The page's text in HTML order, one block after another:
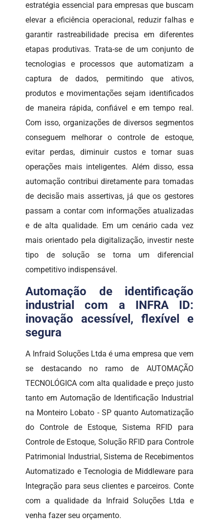
estratégia essencial para empresas que buscam
elevar a eficiência operacional, reduzir falhas e
garantir rastreabilidade precisa em diferentes
etapas produtivas. Trata-se de um conjunto de
tecnologias e processos que automatizam a
captura de dados, permitindo que ativos,
produtos e movimentações sejam identificados
de maneira rápida, confiável e em tempo real.
Com isso, organizações de diversos segmentos
conseguem melhorar o controle de estoque,
evitar perdas, diminuir custos e tornar suas
operações mais inteligentes. Além disso, essa
automação contribui diretamente para tomadas
de decisão mais assertivas, já que os gestores
passam a contar com informações atualizadas
e de alta qualidade. Em um cenário cada vez
mais orientado pela digitalização, investir neste
tipo de solução se torna um diferencial
competitivo indispensável.
Automação de identificação
industrial com a INFRA ID:
inovação acessível, flexível e
segura
A Infraid Soluções Ltda é uma empresa que vem
se destacando no ramo de AUTOMAÇÃO
TECNOLÓGICA com alta qualidade e preço justo
tanto em Automação de Identificação Industrial
na Monteiro Lobato - SP quanto Automatização
do Controle de Estoque, Sistema RFID para
Controle de Estoque, Solução RFID para Controle
Patrimonial Industrial, Sistema de Recebimentos
Automatizado e Tecnologia de Middleware para
Integração para seus clientes e parceiros. Conte
com a qualidade da Infraid Soluções Ltda e
venha fazer seu orçamento.